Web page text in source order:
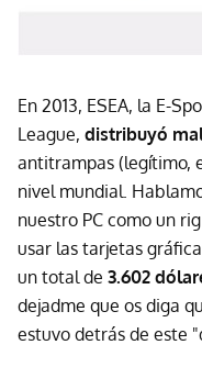
En 2013, ESEA, la E-
League, distribuyó
antitrampas (legítimo,
nivel mundial.
nuestro PC como un
usar las tarjetas
un total de 3.602
dejadme que os diga
estuvo detrás de este